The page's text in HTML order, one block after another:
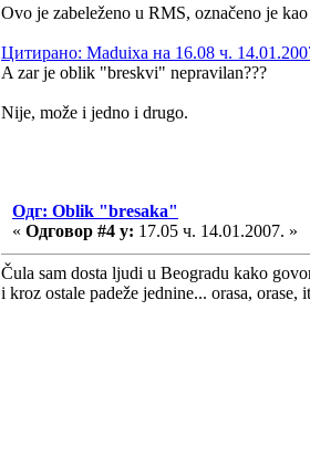
Ovo je zabeleženo u RMS, označeno je
Цитирано: Maduixa на 16.08 ч.
A zar je oblik "breskvi" nepravilan???
Nije, može i jedno i drugo.
Одг: Oblik "bresaka"
« Одговор #4 у: 17.05 ч. 14.01.2007. »
Čula sam dosta ljudi u Beogradu kako
i kroz ostale padeže jednine... orasa, orase,